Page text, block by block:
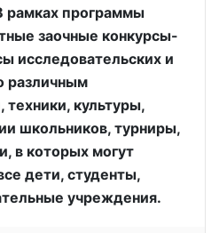
рамках программы
заочные конкурсы-
исследовательских и
различным
техники, культуры,
школьников, турниры,
в которых могут
дети, студенты,
учреждения.